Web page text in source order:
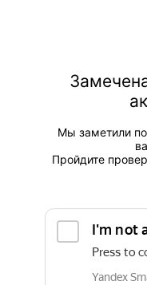
Мы заметили
Пройдите